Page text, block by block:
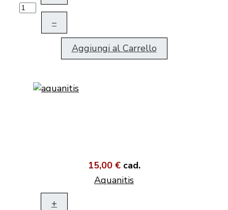
–
Aggiungi al Carrello
15,00 € cad.
Aquanitis
+